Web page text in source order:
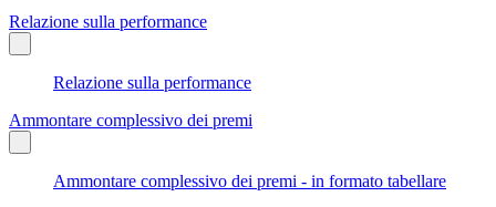
Relazione sulla performance
Relazione sulla performance
Ammontare complessivo dei premi
Ammontare complessivo dei premi - in formato tabellare